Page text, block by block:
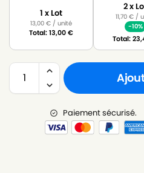
1 x Lot
13,00€ / unité
Total:13,00€
2 x
11,70€ /
-10%
Total:
Paiement sécurisé.